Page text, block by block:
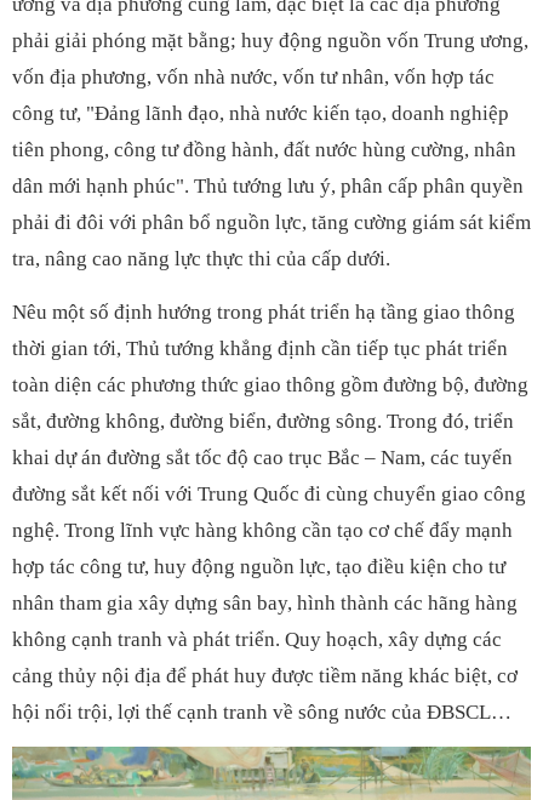
ương và địa phương cùng làm, đặc biệt là các địa phương
phải giải phóng mặt bằng; huy động nguồn vốn Trung ương,
vốn địa phương, vốn nhà nước, vốn tư nhân, vốn hợp tác
công tư, "Đảng lãnh đạo, nhà nước kiến tạo, doanh nghiệp
tiên phong, công tư đồng hành, đất nước hùng cường, nhân
dân mới hạnh phúc". Thủ tướng lưu ý, phân cấp phân quyền
phải đi đôi với phân bổ nguồn lực, tăng cường giám sát kiểm
tra, nâng cao năng lực thực thi của cấp dưới.
Nêu một số định hướng trong phát triển hạ tầng giao thông
thời gian tới, Thủ tướng khẳng định cần tiếp tục phát triển
toàn diện các phương thức giao thông gồm đường bộ, đường
sắt, đường không, đường biển, đường sông. Trong đó, triển
khai dự án đường sắt tốc độ cao trục Bắc – Nam, các tuyến
đường sắt kết nối với Trung Quốc đi cùng chuyển giao công
nghệ. Trong lĩnh vực hàng không cần tạo cơ chế đẩy mạnh
hợp tác công tư, huy động nguồn lực, tạo điều kiện cho tư
nhân tham gia xây dựng sân bay, hình thành các hãng hàng
không cạnh tranh và phát triển. Quy hoạch, xây dựng các
cảng thủy nội địa để phát huy được tiềm năng khác biệt, cơ
hội nổi trội, lợi thế cạnh tranh về sông nước của ĐBSCL…